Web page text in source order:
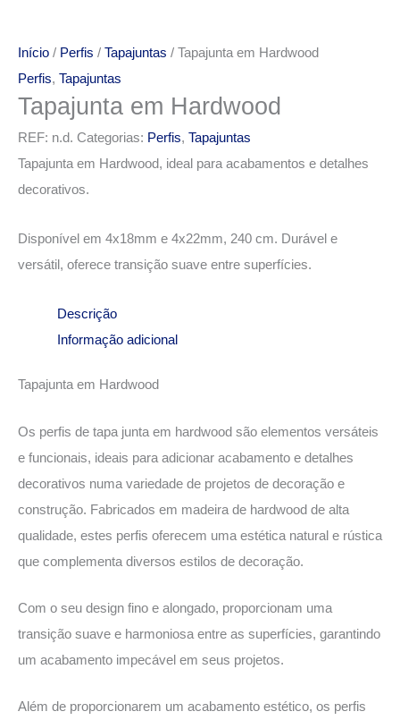
Início / Perfis / Tapajuntas / Tapajunta em Hardwood
Perfis, Tapajuntas
Tapajunta em Hardwood
REF: n.d. Categorias: Perfis, Tapajuntas
Tapajunta em Hardwood, ideal para acabamentos e detalhes
decorativos.
Disponível em 4x18mm e 4x22mm, 240 cm. Durável e
versátil, oferece transição suave entre superfícies.
Descrição
Informação adicional
Tapajunta em Hardwood
Os perfis de tapa junta em hardwood são elementos versáteis
e funcionais, ideais para adicionar acabamento e detalhes
decorativos numa variedade de projetos de decoração e
construção. Fabricados em madeira de hardwood de alta
qualidade, estes perfis oferecem uma estética natural e rústica
que complementa diversos estilos de decoração.
Com o seu design fino e alongado, proporcionam uma
transição suave e harmoniosa entre as superfícies, garantindo
um acabamento impecável em seus projetos.
Além de proporcionarem um acabamento estético, os perfis